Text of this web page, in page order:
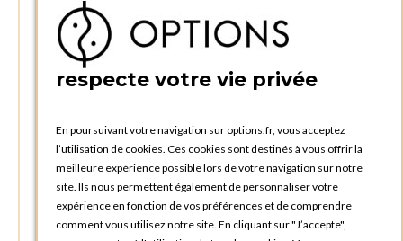
4340 AWANS (Othée)
BELGIQUE
TÉLÉPHONE :
HEURES D'OUVERTURES
Horaires d'ouverture du Service Commercial :
Lundi au vendredi : 09:00h à 17:00h
Samedi et dimanche : Fermé
respecte votre vie privée
En poursuivant votre navigation sur options.fr, vous acceptez
l’utilisation de cookies. Ces cookies sont destinés à vous offrir la
meilleure expérience possible lors de votre navigation sur notre
site. Ils nous permettent également de personnaliser votre
expérience en fonction de vos préférences et de comprendre
comment vous utilisez notre site. En cliquant sur "J’accepte",